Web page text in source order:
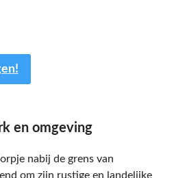
en omgeving
nabij de grens van
om zijn rustige en landelijke